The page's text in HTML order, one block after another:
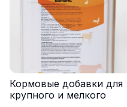
Кормовые добавки для
крупного и мелкого